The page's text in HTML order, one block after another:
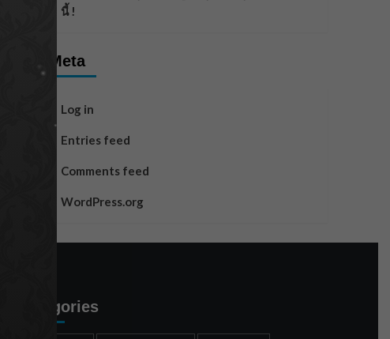
นี้ !
Meta
Log in
Entries feed
Comments feed
WordPress.org
Categories